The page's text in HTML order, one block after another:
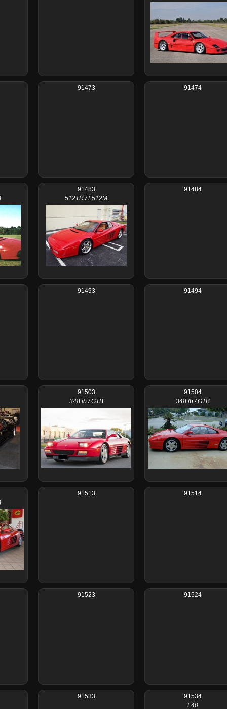
91473 91474
91483
512TR / F512M
91484
91493 91494
91503
348 tb / GTB
91504
348 tb / GTB
91513 91514
91523 91524
91533
91534
F40